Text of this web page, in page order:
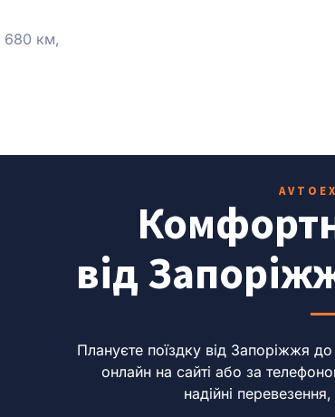
680 км,
від
Плануєте поїздку від Запоріжжя до
онлайн на сайті або за
надійні